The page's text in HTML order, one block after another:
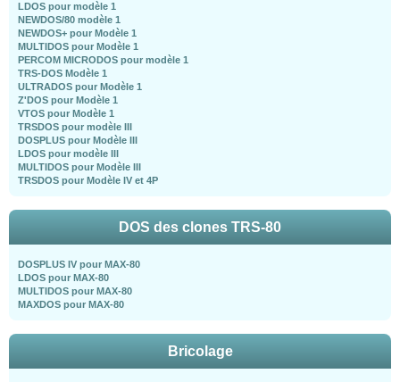
LDOS pour modèle 1
NEWDOS/80 modèle 1
NEWDOS+ pour Modèle 1
MULTIDOS pour Modèle 1
PERCOM MICRODOS pour modèle 1
TRS-DOS Modèle 1
ULTRADOS pour Modèle 1
Z'DOS pour Modèle 1
VTOS pour Modèle 1
TRSDOS pour modèle III
DOSPLUS pour Modèle III
LDOS pour modèle III
MULTIDOS pour Modèle III
TRSDOS pour Modèle IV et 4P
DOS des clones TRS-80
DOSPLUS IV pour MAX-80
LDOS pour MAX-80
MULTIDOS pour MAX-80
MAXDOS pour MAX-80
Bricolage